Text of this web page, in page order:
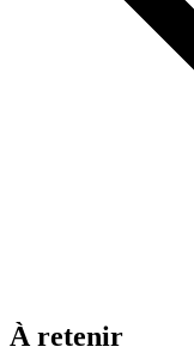
À retenir